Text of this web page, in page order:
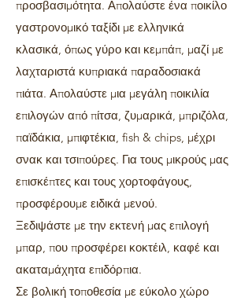
προσβασιμότητα. Απολαύστε ένα ποικίλο
γαστρονομικό ταξίδι με ελληνικά
κλασικά, όπως γύρο και κεμπάπ, μαζί με
λαχταριστά κυπριακά παραδοσιακά
πιάτα. Απολαύστε μια μεγάλη ποικιλία
επιλογών από πίτσα, ζυμαρικά, μπριζόλα,
παϊδάκια, μπιφτέκια, fish & chips, μέχρι
σνακ και τσιπούρες. Για τους μικρούς μας
επισκέπτες και τους χορτοφάγους,
προσφέρουμε ειδικά μενού.
Ξεδιψάστε με την εκτενή μας επιλογή
μπαρ, που προσφέρει κοκτέιλ, καφέ και
ακαταμάχητα επιδόρπια.
Σε βολική τοποθεσία με εύκολο χώρο